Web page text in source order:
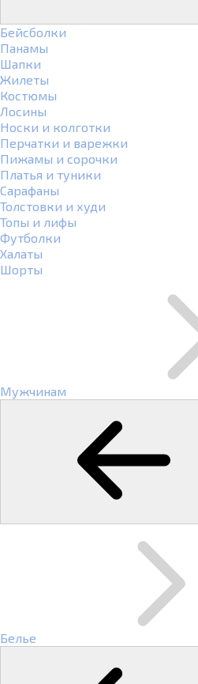
Бейсболки
Панамы
Шапки
Жилеты
Костюмы
Лосины
Носки и колготки
Перчатки и варежки
Пижамы и сорочки
Платья и туники
Сарафаны
Толстовки и худи
Топы и лифы
Футболки
Халаты
Шорты
Мужчинам
Белье